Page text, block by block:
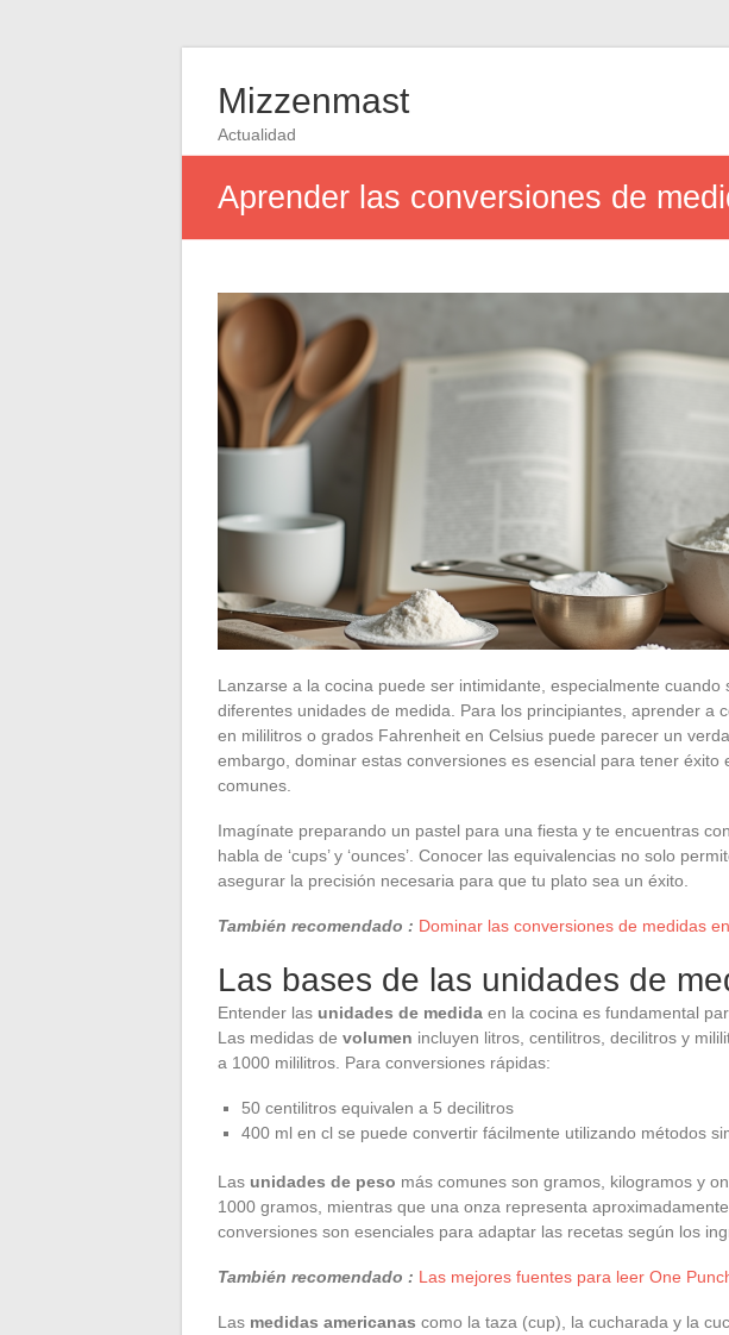
Mizzenmast
Actualidad
Aprender las conversiones de
Lanzarse a la cocina puede ser intimidante, especialmente cuando
diferentes unidades de medida. Para los principiantes, aprender a
en mililitros o grados Fahrenheit en Celsius puede parecer un
embargo, dominar estas conversiones es esencial para tener éxito
comunes.
Imagínate preparando un pastel para una fiesta y te encuentras
habla de ‘cups’ y ‘ounces’. Conocer las equivalencias no solo
asegurar la precisión necesaria para que tu plato sea un éxito.
También recomendado : Dominar las conversiones de medidas
Las bases de las unidades de
Entender las unidades de medida en la cocina es fundamental
Las medidas de volumen incluyen litros, centilitros, decilitros y
a 1000 mililitros. Para conversiones rápidas:
50 centilitros equivalen a 5 decilitros
400 ml en cl se puede convertir fácilmente utilizando métodos
Las unidades de peso más comunes son gramos, kilogramos y
1000 gramos, mientras que una onza representa
conversiones son esenciales para adaptar las recetas según los
También recomendado : Las mejores fuentes para leer One
Las medidas americanas como la taza (cup), la cucharada y la